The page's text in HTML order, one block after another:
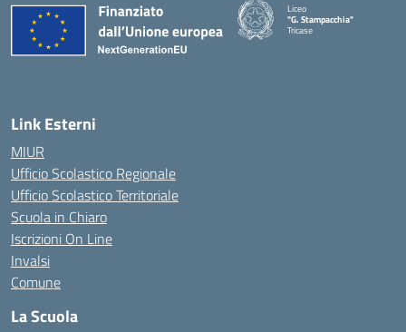
Liceo
"G. Stampacchia"
Tricase
Link Esterni
MIUR
Ufficio Scolastico Regionale
Ufficio Scolastico Territoriale
Scuola in Chiaro
Iscrizioni On Line
Invalsi
Comune
La Scuola